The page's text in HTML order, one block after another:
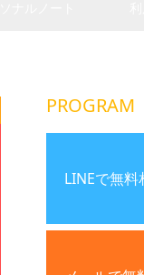
PROGRAM
LINEで無料